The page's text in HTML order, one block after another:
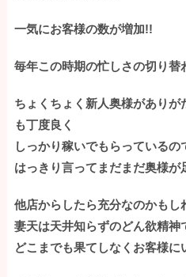
一気にお客様の数が増加!!
毎年この時期の忙しさの切り
ちょくちょく新人奥様があり
も丁度良く
しっかり稼いでもらっているの
はっきり言ってまだまだ奥様
他店からしたら充分なのかもし
妻天は天井知らずのどん欲精神
どこまでも果てしなくお客様